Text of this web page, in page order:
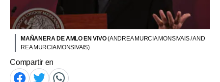
MAÑANERA DE AMLO EN VIVO(ANDREA MURCIA MONSIVAIS / AND
REA MURCIA MONSIVAIS)
Compartir en